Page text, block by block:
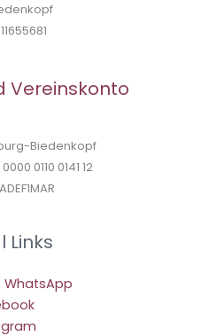
Vereinskonto
Biedenkopf
0110 0141 12
Links
WhatsApp